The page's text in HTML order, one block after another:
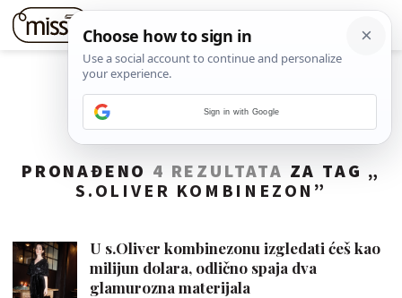
PRONAĐENO 4 REZULTATA ZA TAG „
S.OLIVER KOMBINEZON ”
U s.Oliver kombinezonu izgledati ćeš kao
milijun dolara, odlično spaja dva
glamurozna materijala
Sign in with Google